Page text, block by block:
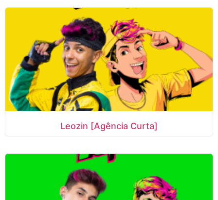
Leozin [Agência Curta]